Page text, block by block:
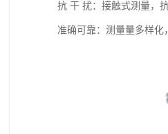
抗 干 扰：接触式测量，
准确可靠：测量量多样化